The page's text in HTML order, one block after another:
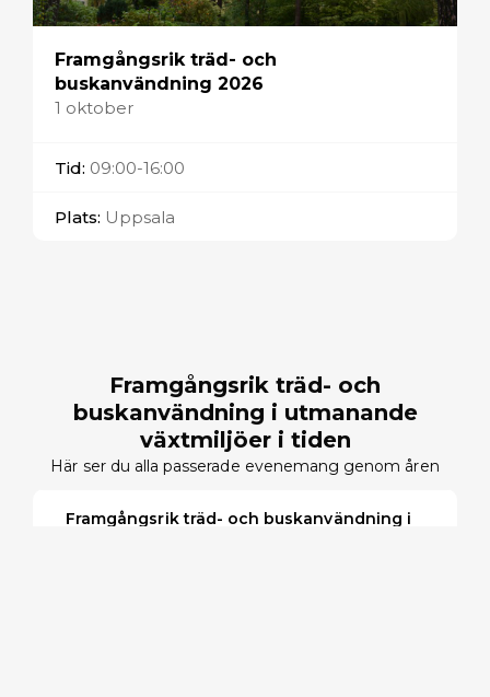
Framgångsrik träd- och
buskanvändning 2026
1 oktober
Tid: 09:00-16:00
Plats: Uppsala
Framgångsrik träd- och
buskanvändning i utmanande
växtmiljöer i tiden
Här ser du alla passerade evenemang genom åren
Framgångsrik träd- och buskanvändning i